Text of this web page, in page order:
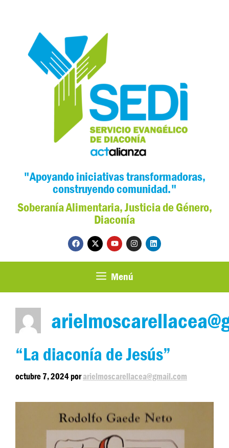
"Apoyando iniciativas transformadoras,
construyendo comunidad."
Soberanía Alimentaria, Justicia de Género,
Diaconía
Menú
“La diaconía de Jesús”
octubre 7, 2024porarielmoscarellacea@gmail.com